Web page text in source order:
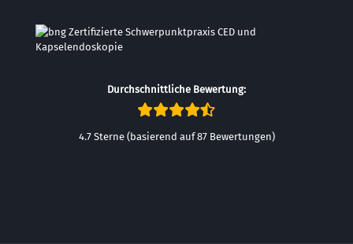
Durchschnittliche Bewertung:
4.7 Sterne (basierend auf 87 Bewertungen)